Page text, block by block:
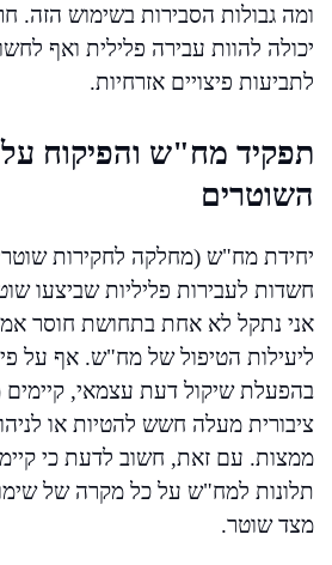
ומה גבולות הסבירות בשימוש הזה.
יכולה להוות עבירה פלילית ואף
לתביעות פיצויים אזרחיות.
תפקיד מח"ש והפיקוח
השוטרים
יחידת מח"ש (מחלקה לחקירות
חשדות לעבירות פליליות שביצעו
אני נתקל לא אחת בתחושת חוסר
ליעילות הטיפול של מח"ש. אף על
בהפעלת שיקול דעת עצמאי,
ציבורית מעלה חשש להטיות או
ממצות. עם זאת, חשוב לדעת כי
תלונות למח"ש על כל מקרה של
מצד שוטר.